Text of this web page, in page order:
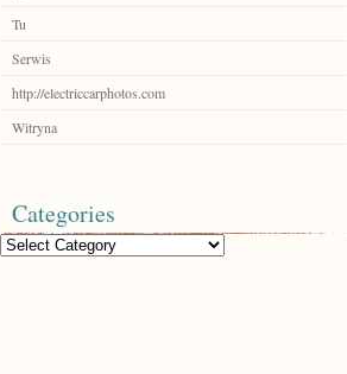
Tu
Serwis
http://electriccarphotos.com
Witryna
Categories
Categories